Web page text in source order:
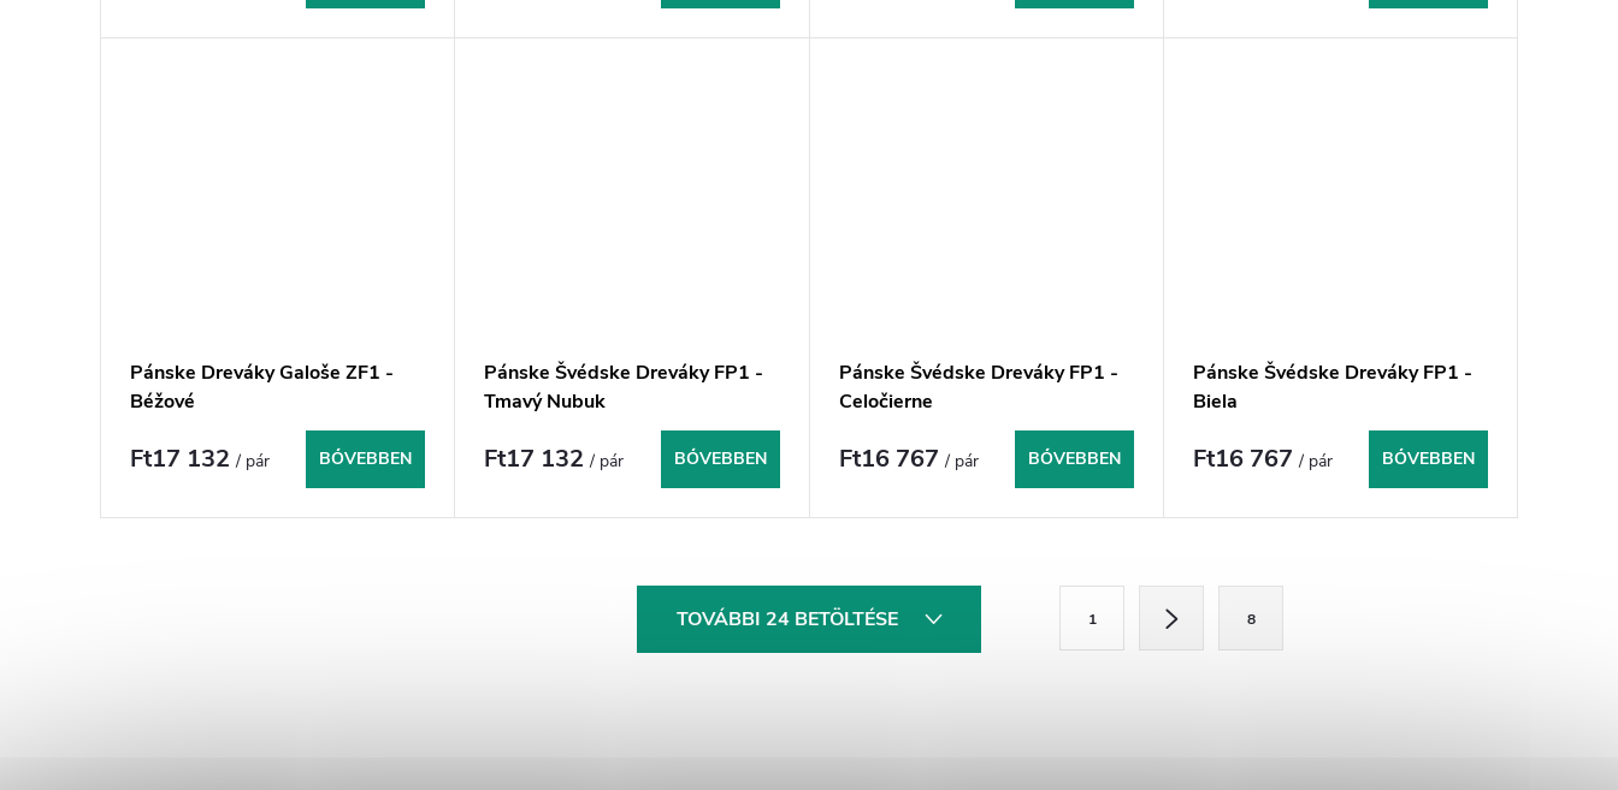
Pánske Dreváky Galoše ZF1 -
Béžové
Ft17 132/ pár BŐVEBBEN
Pánske Švédske Dreváky FP1 -
Tmavý Nubuk
Ft17 132/ pár BŐVEBBEN
Pánske Švédske Dreváky FP1 -
Celočierne
Ft16 767/ pár BŐVEBBEN
Pánske Švédske Dreváky FP1 -
Biela
Ft16 767/ pár BŐVEBBEN
TOVÁBBI 24 BETÖLTÉSE
a
1 8